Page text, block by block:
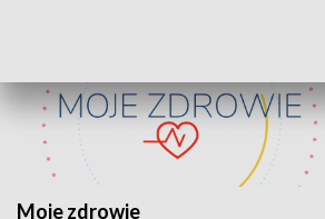
Moje zdrowie